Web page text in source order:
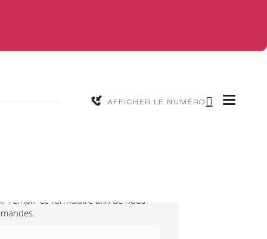
AFFICHER LE NUMÉRO
remplir ce formulaire afin de nous